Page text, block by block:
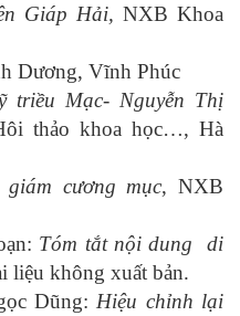
Giáp Hải, NXB Khoa
Dương, Vĩnh Phúc
triều Mạc- Nguyễn Thị
thảo khoa học…, Hà
cương mục, NXB
Tóm tắt nội dung di
liệu không xuất bản.
Dũng: Hiệu chỉnh lại